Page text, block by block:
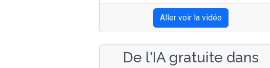
Aller voir la vidéo
De l'IA gratuite dans